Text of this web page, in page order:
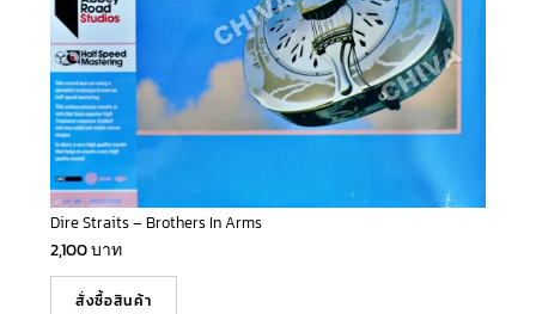
Dire Straits – Brothers In Arms
2,100บาท
สั่งซื้อสินค้า